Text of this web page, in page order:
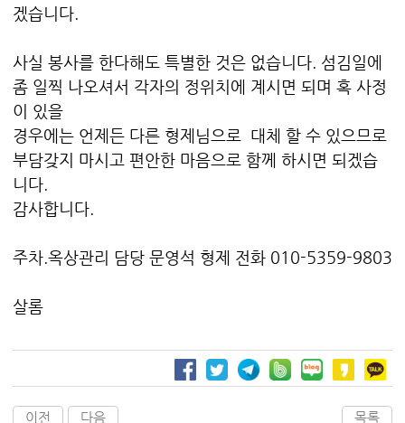
겠습니다.
사실 봉사를 한다해도 특별한 것은 없습니다. 섬김일에
좀 일찍 나오셔서 각자의 정위치에 계시면 되며 혹 사정
이 있을
경우에는 언제든 다른 형제님으로 대체 할 수 있으므로
부담갖지 마시고 편안한 마음으로 함께 하시면 되겠습
니다.
감사합니다.
주차.옥상관리 담당 문영석 형제 전화 010-5359-9803
살롬
이전 다음 목록